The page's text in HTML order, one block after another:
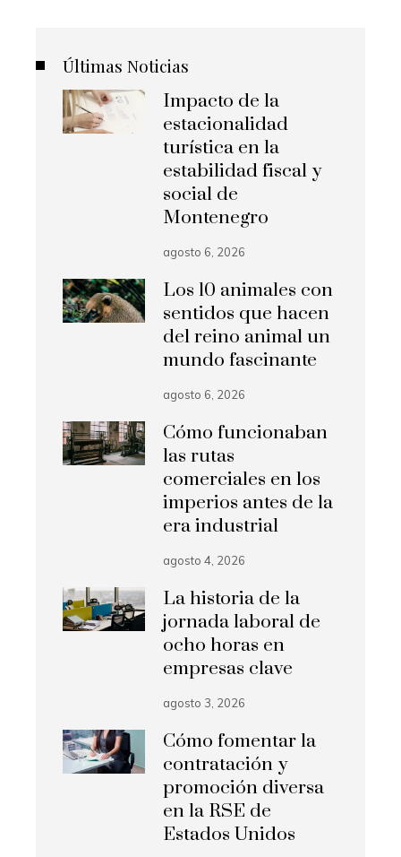
Últimas Noticias
Impacto de la
estacionalidad
turística en la
estabilidad fiscal y
social de
Montenegro
agosto 6, 2026
Los 10 animales con
sentidos que hacen
del reino animal un
mundo fascinante
agosto 6, 2026
Cómo funcionaban
las rutas
comerciales en los
imperios antes de la
era industrial
agosto 4, 2026
La historia de la
jornada laboral de
ocho horas en
empresas clave
agosto 3, 2026
Cómo fomentar la
contratación y
promoción diversa
en la RSE de
Estados Unidos